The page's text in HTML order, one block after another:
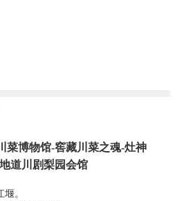
菜博物馆-窖藏川菜之魂-灶神
道川剧梨园会馆
。